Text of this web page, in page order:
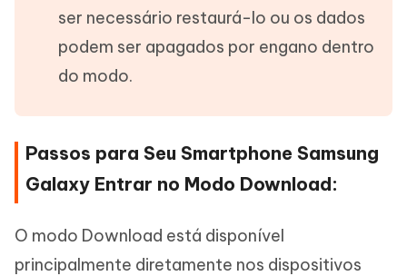
ser necessário restaurá-lo ou os dados
podem ser apagados por engano dentro
do modo.
Passos para Seu Smartphone Samsung
Galaxy Entrar no Modo Download:
O modo Download está disponível
principalmente diretamente nos dispositivos